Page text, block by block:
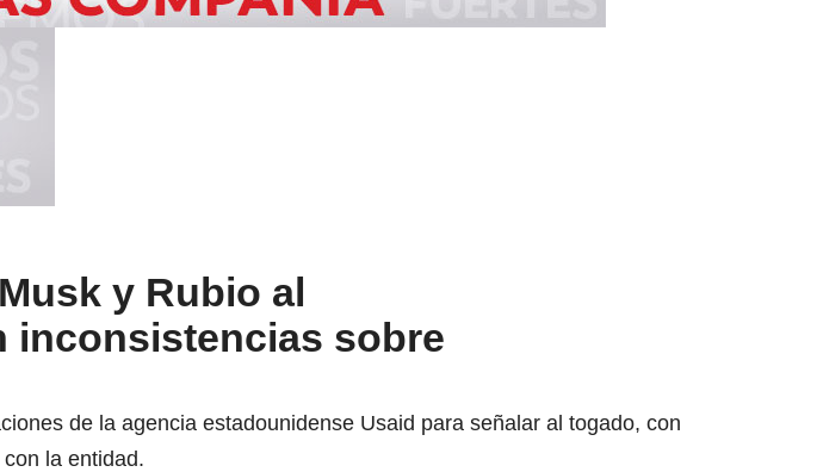
y Rubio al
inconsistencias sobre
de la agencia estadounidense Usaid para señalar al togado, con
la entidad.